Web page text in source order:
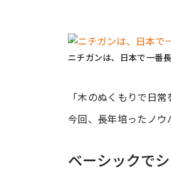
ニチガンは、日本で一番
「木のぬくもりで日
今回、長年培ったノウ
ベーシックで